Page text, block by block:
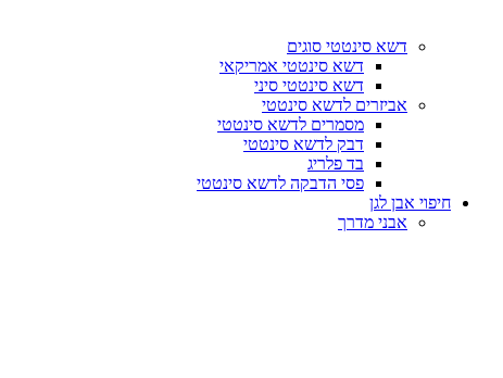
דשא סינטטי סוגים
דשא סינטטי אמריקאי
דשא סינטטי סיני
אביזרים לדשא סינטטי
מסמרים לדשא סינטטי
דבק לדשא סינטטי
בד פלריג
פסי הדבקה לדשא סינטטי
חיפוי אבן לגן
אבני מדרך